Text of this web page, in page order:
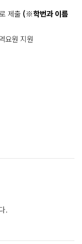
제출 (※학번과 이름
요원 지원
.